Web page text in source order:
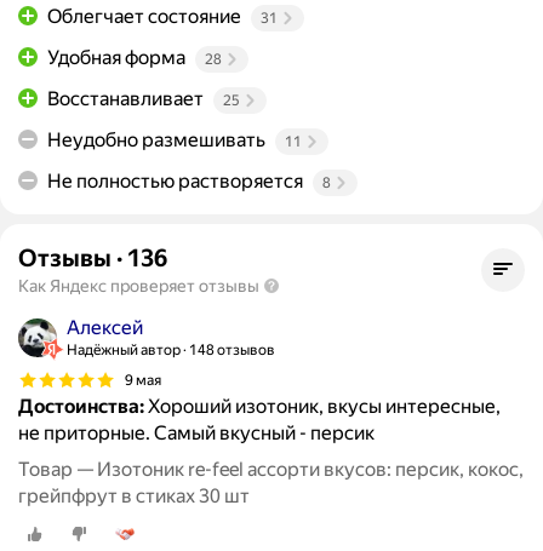
Облегчает состояние 31
Удобная форма 28
Восстанавливает 25
Неудобно размешивать 11
Не полностью растворяется 8
Отзывы · 136
Как Яндекс проверяет отзывы
Алексей
Надёжный автор 148 отзывов
9 мая
Достоинства:Хороший изотоник, вкусы интересные,
не приторные. Самый вкусный - персик
Товар — Изотоник re-feel ассорти вкусов: персик, кокос,
грейпфрут в стиках 30 шт